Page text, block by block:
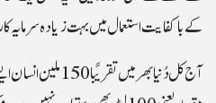
کے باکفایت استعمال میں بہت زیادہ سرمایہ
آج کل دُنیا بھر میں